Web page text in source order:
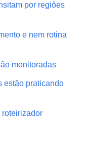
por regiões
e nem rotina
monitoradas
estão praticando
roteirizador